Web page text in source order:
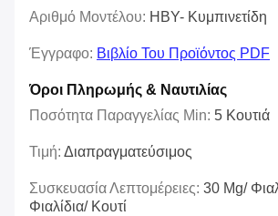
Αριθμό Μοντέλου: HBY- Κυμπινετίδη
Έγγραφο: Βιβλίο Του Προϊόντος PDF
Όροι Πληρωμής & Ναυτιλίας
Ποσότητα Παραγγελίας Min: 5 Κουτιά
Τιμή: Διαπραγματεύσιμος
Συσκευασία Λεπτομέρειες: 30 Mg/
Φιαλίδια/ Κουτί